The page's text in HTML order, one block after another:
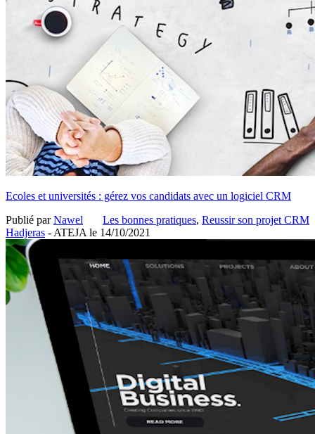
Ecoles et universités : gérez vos candidats avec un logiciel CRM
Les bonnes pratiques, Reussir son projet CRM
Publié parNawel
Hadjeras - ATEJA le 14/10/2021